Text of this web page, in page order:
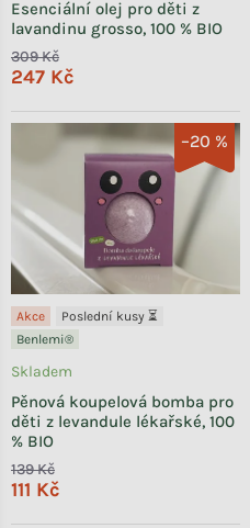
Esenciální olej pro děti z
lavandinu grosso, 100 % BIO
309 Kč
247 Kč
–20 %
Akce
Poslední kusy ⏳
Benlemi®
Pěnová koupelová bomba pro
děti z levandule lékařské, 100
% BIO
Skladem
139 Kč
111 Kč